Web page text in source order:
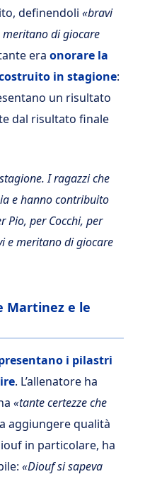
definendoli «bravi
meritano di giocare
era onorare la
in stagione:
un risultato
dal risultato finale
I ragazzi che
e hanno contribuito
Pio, per Cocchi, per
e meritano di giocare
Martinez e le
i pilastri
. L’allenatore ha
«tante certezze che
aggiungere qualità
in particolare, ha
«Diouf si sapeva